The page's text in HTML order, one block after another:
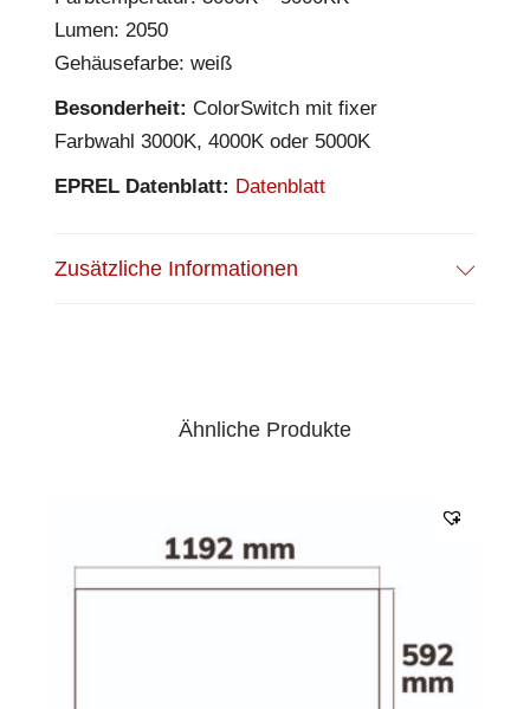
Lumen: 2050
Gehäusefarbe: weiß
Besonderheit: ColorSwitch mit fixer
Farbwahl 3000K, 4000K oder 5000K
EPREL Datenblatt: Datenblatt
Zusätzliche Informationen
Ähnliche Produkte